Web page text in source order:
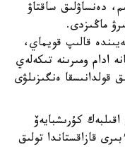
دەنساۋلىق ساقتاۋ
ماڭىزدى.
قالىپ قويماي،
ادام ومىرىنە تىكەلەي
قولدانىسقا ەنگىزىلۋى
كۇرىشبايەۆ
قازاقستاندا تولىق